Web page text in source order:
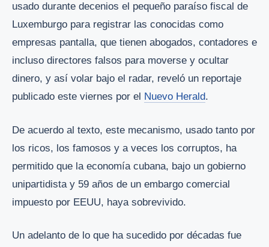
usado durante decenios el pequeño paraíso fiscal de
Luxemburgo para registrar las conocidas como
empresas pantalla, que tienen abogados, contadores e
incluso directores falsos para moverse y ocultar
dinero, y así volar bajo el radar, reveló un reportaje
publicado este viernes por el Nuevo Herald.
De acuerdo al texto, este mecanismo, usado tanto por
los ricos, los famosos y a veces los corruptos, ha
permitido que la economía cubana, bajo un gobierno
unipartidista y 59 años de un embargo comercial
impuesto por EEUU, haya sobrevivido.
Un adelanto de lo que ha sucedido por décadas fue